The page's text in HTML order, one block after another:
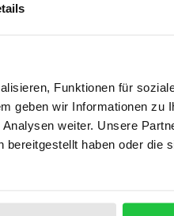
Funktionen für
geben wir Informationen zu
weiter. Unsere
haben oder die
Angaben
besondere Bedeutung